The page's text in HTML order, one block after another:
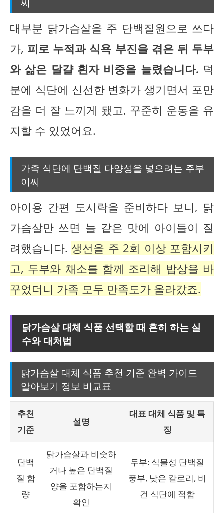
대부분 닭가슴살을 주 단백질원으로 쓰다
가, 피로 누적과 식욕 부진을 겪은 뒤 두부
와 삶은 달걀 흰자 비중을 늘렸습니다. 덕
분에 식단에 신선한 변화가 생기면서 포만
감을 더 잘 느끼게 됐고, 꾸준히 운동을 유
지할 수 있었어요.
가족 식단에 단백질 다양성을 넣으려는 주부
이씨
아이용 간편 도시락을 준비하다 보니, 닭
가슴살만 쓰면 늘 같은 맛에 아이들이 질
려했습니다.생선을 주 2회 이상 포함시키
고, 두부와 채소를 함께 조리해 밥상을 바
꾸었더니 가족 모두 만족도가 올라갔죠.
닭가슴살 대체 식품 선택할 때 흔히 하는 실
수와 대처법
닭가슴살 대체 식품 추천 기준 완벽 가이드
알아보기 정보 비교표
추천
기준
설명
대표 대체 식품 및 특
징
단백
질 함
량
닭가슴살과 비슷하
거나 높은 단백질
양을 포함하는지
확인
두부: 식물성 단백질
풍부, 낮은 칼로리, 비
건 식단에 적합